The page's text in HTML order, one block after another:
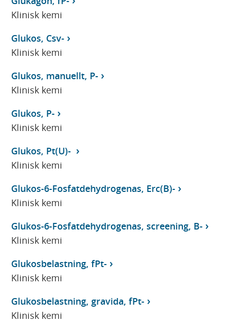
Klinisk kemi
Glukos, Csv-
Klinisk kemi
Glukos, manuellt, P-
Klinisk kemi
Glukos, P-
Klinisk kemi
Glukos, Pt(U)-
Klinisk kemi
Glukos-6-Fosfatdehydrogenas, Erc(B)-
Klinisk kemi
Glukos-6-Fosfatdehydrogenas, screening, B-
Klinisk kemi
Glukosbelastning, fPt-
Klinisk kemi
Glukosbelastning, gravida, fPt-
Klinisk kemi